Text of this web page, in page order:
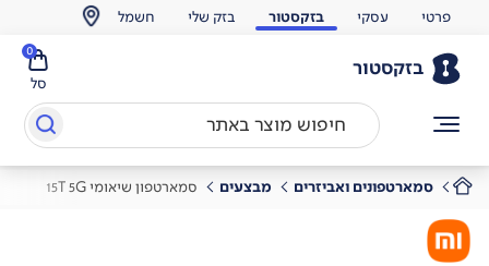
פרטי עסקי בזקסטור בזק שלי חשמל
בזקסטור
סל
0
סמארטפונים ואביזרים מבצעים סמארטפון שיאומי 15T 5G